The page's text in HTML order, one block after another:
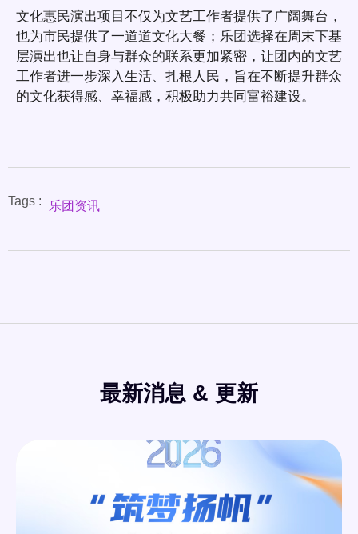
文化惠民演出项目不仅为文艺工作者提供了广阔舞台，
也为市民提供了一道道文化大餐；乐团选择在周末下基
层演出也让自身与群众的联系更加紧密，让团内的文艺
工作者进一步深入生活、扎根人民，旨在不断提升群众
的文化获得感、幸福感，积极助力共同富裕建设。
Tags : 乐团资讯
最新消息 & 更新